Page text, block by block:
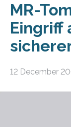
MR-
Eingriff
12 December